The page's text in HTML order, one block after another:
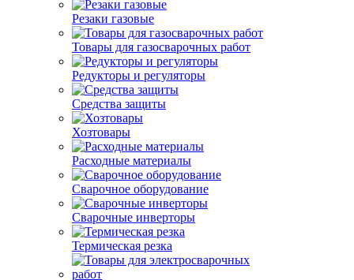
Резаки газовые
Товары для газосварочных работ
Редукторы и регуляторы
Средства защиты
Хозтовары
Расходные материалы
Сварочное оборудование
Сварочные инверторы
Термическая резка